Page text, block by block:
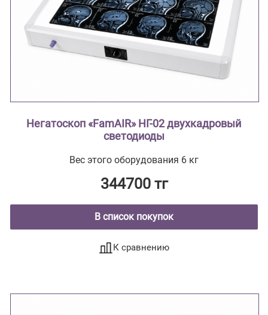
Негатоскоп «FamAIR» НГ-02 двухкадровый
светодиоды
Вес этого оборудования 6 кг
344700 тг
В список покупок
К сравнению